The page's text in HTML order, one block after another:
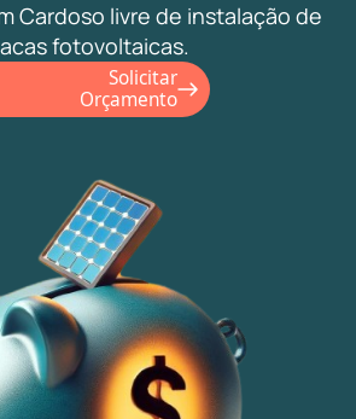
Cardoso livre de instalação de
fotovoltaicas.
Solicitar
Orçamento